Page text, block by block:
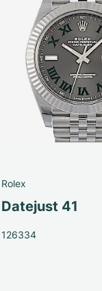
Rolex
Datejust 41
126334